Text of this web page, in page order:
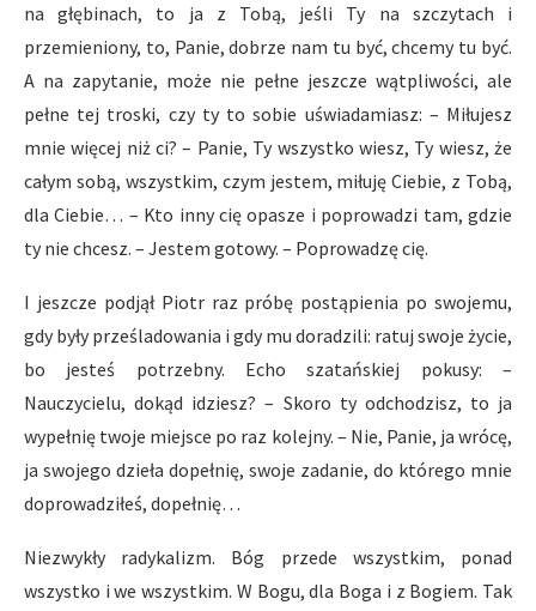
na głębinach, to ja z Tobą, jeśli Ty na szczytach i
przemieniony, to, Panie, dobrze nam tu być, chcemy tu być.
A na zapytanie, może nie pełne jeszcze wątpliwości, ale
pełne tej troski, czy ty to sobie uświadamiasz: – Miłujesz
mnie więcej niż ci? – Panie, Ty wszystko wiesz, Ty wiesz, że
całym sobą, wszystkim, czym jestem, miłuję Ciebie, z Tobą,
dla Ciebie… – Kto inny cię opasze i poprowadzi tam, gdzie
ty nie chcesz. – Jestem gotowy. – Poprowadzę cię.
I jeszcze podjął Piotr raz próbę postąpienia po swojemu,
gdy były prześladowania i gdy mu doradzili: ratuj swoje życie,
bo jesteś potrzebny. Echo szatańskiej pokusy: –
Nauczycielu, dokąd idziesz? – Skoro ty odchodzisz, to ja
wypełnię twoje miejsce po raz kolejny. – Nie, Panie, ja wrócę,
ja swojego dzieła dopełnię, swoje zadanie, do którego mnie
doprowadziłeś, dopełnię…
Niezwykły radykalizm. Bóg przede wszystkim, ponad
wszystko i we wszystkim. W Bogu, dla Boga i z Bogiem. Tak